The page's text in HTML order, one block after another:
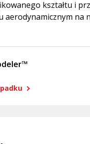
kształtu i
aerodynamicznym na